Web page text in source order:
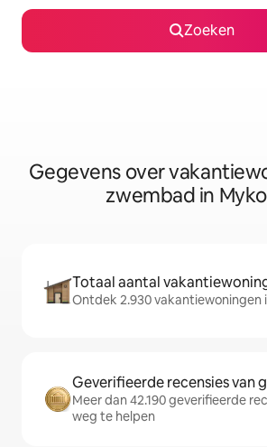
Zoeken
Gegevens over
zwembad in
Totaal aantal
Ontdek 2.930 vakantiewoningen
Geverifieerde recensies van
Meer dan 42.190 geverifieerde
weg te helpen